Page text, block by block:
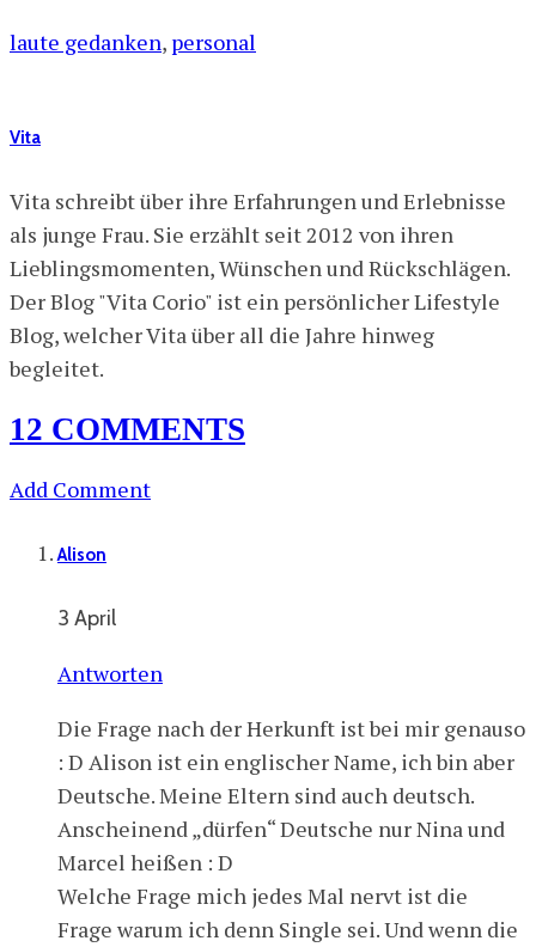
laute gedanken, personal
Vita
Vita schreibt über ihre Erfahrungen und Erlebnisse
als junge Frau. Sie erzählt seit 2012 von ihren
Lieblingsmomenten, Wünschen und Rückschlägen.
Der Blog "Vita Corio" ist ein persönlicher Lifestyle
Blog, welcher Vita über all die Jahre hinweg
begleitet.
12 COMMENTS
Add Comment
Alison
3 April
Antworten
Die Frage nach der Herkunft ist bei mir genauso
: D Alison ist ein englischer Name, ich bin aber
Deutsche. Meine Eltern sind auch deutsch.
Anscheinend „dürfen“ Deutsche nur Nina und
Marcel heißen : D
Welche Frage mich jedes Mal nervt ist die
Frage warum ich denn Single sei. Und wenn die